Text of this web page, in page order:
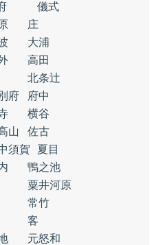
儀式
庄
大浦
高田
北条辻
府
府中
横谷
山
佐古
須賀
夏目
鴨之池
粟井河原
常竹
客
元怒和